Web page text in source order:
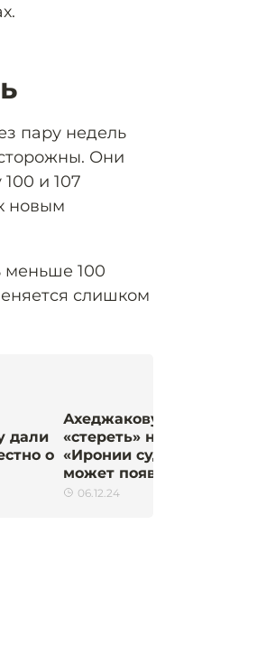
пару недель
Они
и 107
новым
меньше 100
слишком
дали
о
Ахеджакову захотели
«стереть» нейросетью из
«Иронии судьбы». Чьё лицо
может появиться в фильме
06.12.24